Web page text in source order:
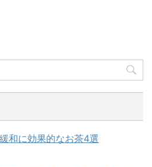
和に効果的なお茶4選